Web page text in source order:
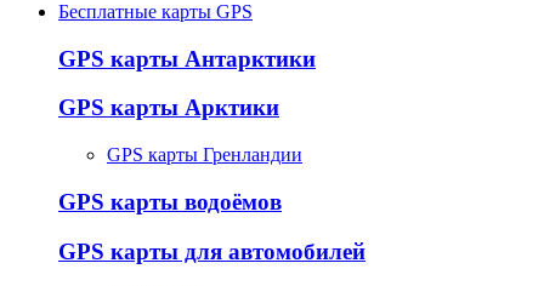
Бесплатные карты GPS
GPS карты Антарктики
GPS карты Арктики
GPS карты Гренландии
GPS карты водоёмов
GPS карты для автомобилей